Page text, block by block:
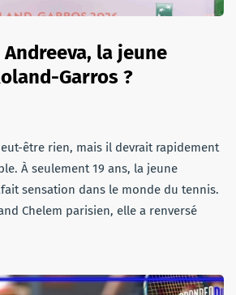
la jeune
Garros ?
être rien, mais il devrait rapidement
À seulement 19 ans, la jeune
sensation dans le monde du tennis.
Chelem parisien, elle a renversé